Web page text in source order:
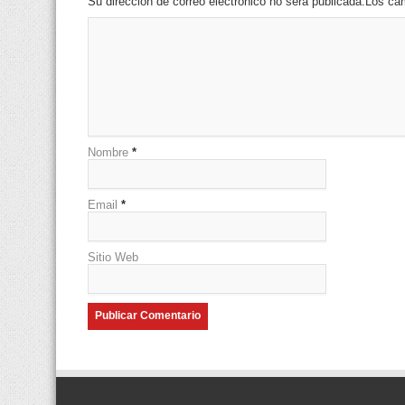
Nombre *
Email *
Sitio Web